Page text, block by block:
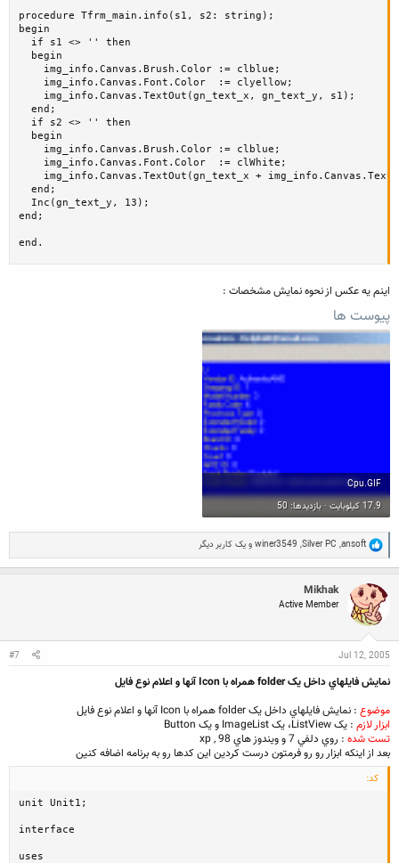
procedure Tfrm_main.info(s1, s2: string);
begin
  if s1 <> '' then
  begin
    img_info.Canvas.Brush.Color := clblue;
    img_info.Canvas.Font.Color  := clyellow;
    img_info.Canvas.TextOut(gn_text_x, gn_text_y, s1);
  end;
  if s2 <> '' then
  begin
    img_info.Canvas.Brush.Color := clblue;
    img_info.Canvas.Font.Color  := clWhite;
img_info.Canvas.TextOut(gn_text_x +
  end;
  Inc(gn_text_y, 13);
end;
end.
اینم یه عکس از نحوه نمایش مشخصات :
پیوست ها
Cpu.GIF
17.9 کیلوبایت · بازدیدها: 50
R
e
a
c
i
o
n
:
ansoft
,
Silver PC
,
winer3549 و یک کاربر دیگر
Mikhak
Active Member
Jul 12, 2005
#7
نمايش فايلهاي داخل يک folder همراه با Icon آنها و اعلام نوع فايل
موضوع : نمايش فايلهاي داخل يک folder همراه با Icon آنها و اعلام نوع فايل
ابزار لازم : يک ListView، يک ImageList و يک Button
تست شده : روي دلفي 7 و ويندوز هاي xp , 98
بعد از اينكه ابزار رو رو فرمتون درست كردين اين كدها رو به برنامه اضافه كنين
کد:
unit Unit1;
interface
uses